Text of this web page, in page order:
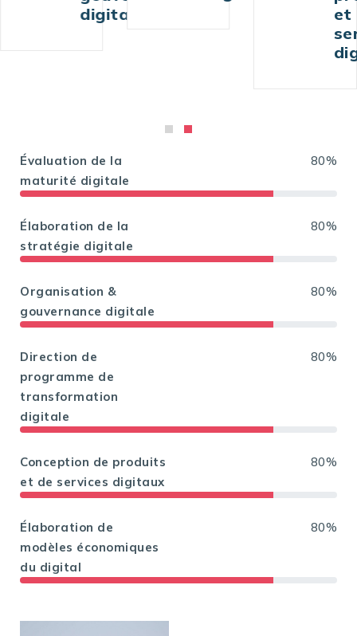
Évaluation de la
maturité digitale
80%
Élaboration de la
stratégie digitale
80%
Organisation &
gouvernance digitale
80%
Direction de
programme de
transformation
digitale
80%
Conception de produits
et de services digitaux
80%
Élaboration de
modèles économiques
du digital
80%